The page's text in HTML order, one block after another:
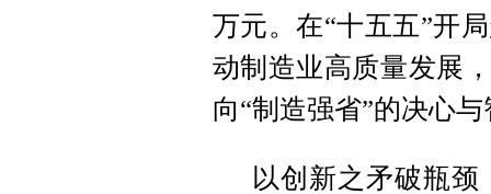
万元。在“十五五”开
动制造业高质量发展
向“制造强省”的决心
以创新之矛破瓶